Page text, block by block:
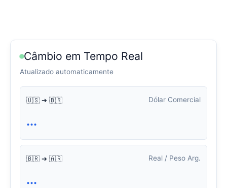
Câmbio em Tempo Real
Atualizado automaticamente
🇺🇸 ➔ 🇧🇷 Dólar Comercial
...
🇧🇷 ➔ 🇦🇷 Real / Peso Arg.
...